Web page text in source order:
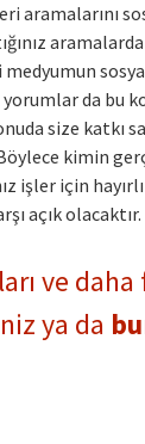
aramalarını
aramalarda
da bu
size katkı
kimin
işler için
açık olacaktır.
ve daha
ya da